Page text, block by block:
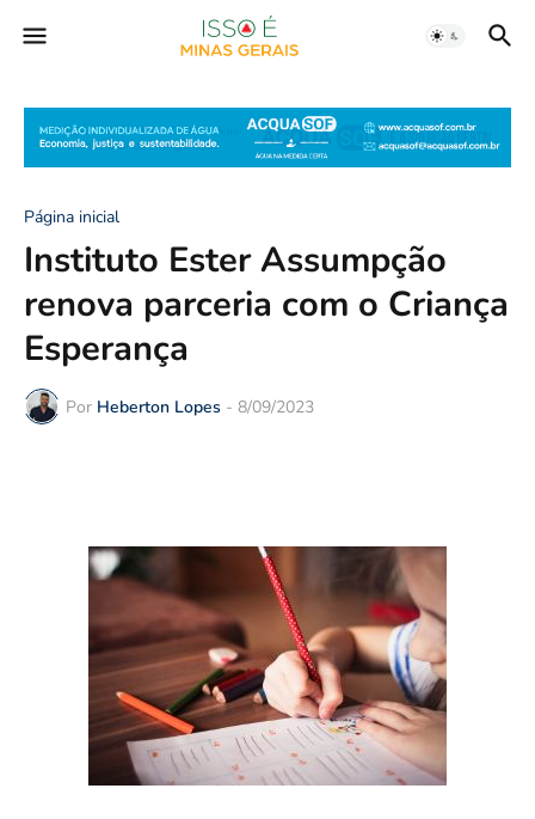
Página inicial
Instituto Ester Assumpção
renova parceria com o Criança
Esperança
Por Heberton Lopes - 8/09/2023